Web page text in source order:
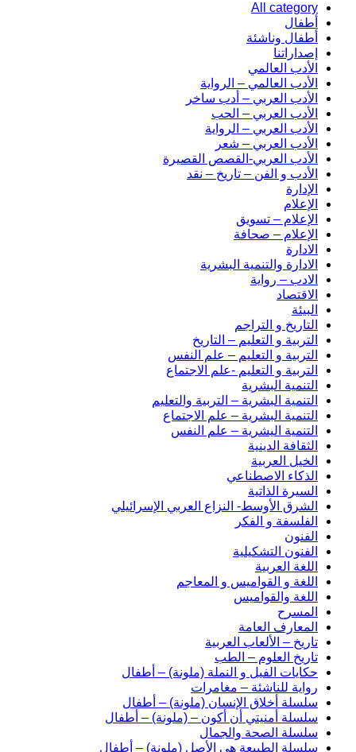
All category
أطفال
أطفال وناشئة
إصداراتنا
الأدب العالمي
الأدب العالمي – الرواية
الأدب العربي – أدب ساخر
الأدب العربي – الحب
الأدب العربي – الرواية
الأدب العربي – شعر
الأدب العربي-القصص القصيرة
الأدب و الفن – تاريخ – نقد
الإدارة
الإعلام
الإعلام – تسويق
الإعلام – صحافة
الادارة
الادارة والتنمية البشرية
الادب – رواية
الاقتصاد
البيئة
التاريخ و التراجم
التربية و التعليم – التاريخ
التربية و التعليم – علم النفس
التربية و التعليم -علم الاجتماع
التنمية البشرية
التنمية البشرية – التربية والتعليم
التنمية البشرية – علم الاجتماع
التنمية اليشرية – علم النفس
الثقافة الدينية
الخيل العربية
الذكاء الاصطناعي
السيرة الذاتية
الشرق الأوسط- النزاع العربي الإسرائيلي
الفلسفة و الفكر
الفنون
الفنون التشكيلية
اللغة العربية
اللغة و القواميس و المعاجم
اللغة والقواميس
المسرح
المعارف العامة
تاريخ – الألعاب العربية
تاريخ العلوم – الطب
حكايات الفيل و النملة (ملونة) – أطفال
رواية للناشئة – مغامرات
سلسلة أخلاق الإنسان (ملونة) – أطفال
سلسلة أمنيتي أن أكون – (ملونة) – أطفال
سلسلة الصحة والجمال
سلسلة الطبيعة هي الأصل (ملونة) – أطفال